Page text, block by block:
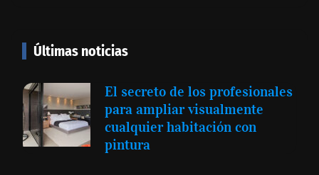
Últimas noticias
El secreto de los profesionales
para ampliar visualmente
cualquier habitación con
pintura